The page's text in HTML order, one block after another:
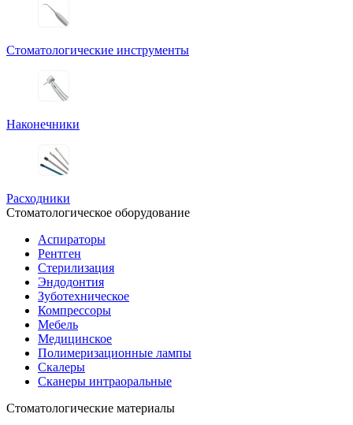
Стоматологические инструменты
Наконечники
Расходники
Стоматологическое оборудование
Аспираторы
Рентген
Стерилизация
Эндодонтия
Зуботехническое
Компрессоры
Мебель
Медицинское
Полимеризационные лампы
Скалеры
Сканеры интраоральные
Стоматологические материалы